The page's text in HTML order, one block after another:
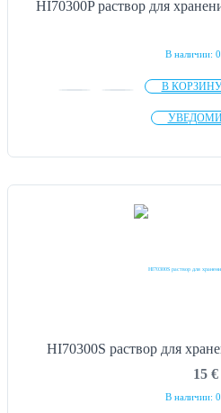
HI70300P раствор для
В наличии:
В
HI70300S раствор для
15 €
В наличии: